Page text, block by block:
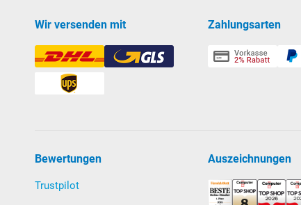
Wir versenden mit Zahlungsarten
Bewertungen
Trustpilot
Auszeichnungen